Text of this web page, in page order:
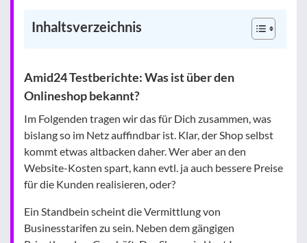
Inhaltsverzeichnis
Amid24 Testberichte: Was ist über den
Onlineshop bekannt?
Im Folgenden tragen wir das für Dich zusammen, was
bislang so im Netz auffindbar ist. Klar, der Shop selbst
kommt etwas altbacken daher. Wer aber an den
Website-Kosten spart, kann evtl. ja auch bessere Preise
für die Kunden realisieren, oder?
Ein Standbein scheint die Vermittlung von
Businesstarifen zu sein. Neben dem gängigen